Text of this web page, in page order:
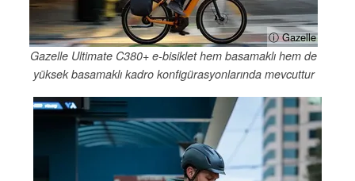
ⓘ Gazelle
Gazelle Ultimate C380+ e-bisiklet hem basamaklı hem de
yüksek basamaklı kadro konfigürasyonlarında mevcuttur